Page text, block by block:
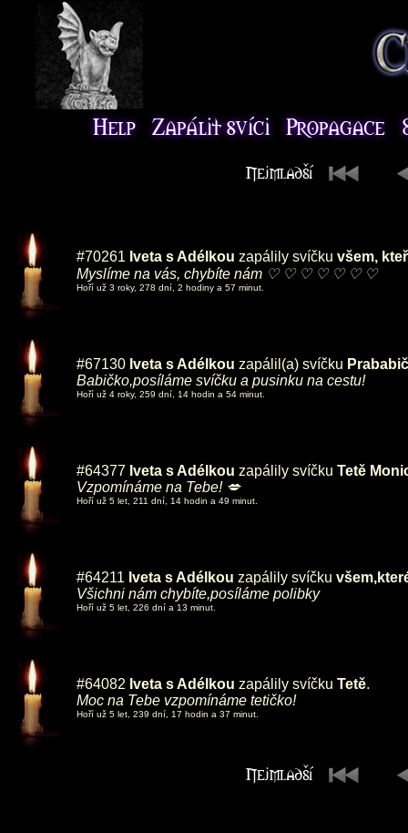
#70261 Iveta s Adélkou zapálily svíčku všem,
Myslíme na vás, chybíte nám ♡ ♡ ♡ ♡ ♡ ♡ ♡
Hoří už 3 roky, 278 dní, 2 hodiny a 57 minut.
#67130 Iveta s Adélkou zapálil(a) svíčku
Babičko,posíláme svíčku a pusinku na cestu!
Hoří už 4 roky, 259 dní, 14 hodin a 54 minut.
#64377 Iveta s Adélkou zapálily svíčku Tetě
Vzpomínáme na Tebe! 💋
Hoří už 5 let, 211 dní, 14 hodin a 49 minut.
#64211 Iveta s Adélkou zapálily svíčku
Všichni nám chybíte,posíláme polibky
Hoří už 5 let, 226 dní a 13 minut.
#64082 Iveta s Adélkou zapálily svíčku Tetě.
Moc na Tebe vzpomínáme tetičko!
Hoří už 5 let, 239 dní, 17 hodin a 37 minut.